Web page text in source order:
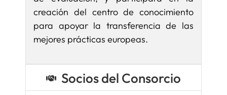
creación del centro de conocimiento
para apoyar la transferencia de las
mejores prácticas europeas.
Socios del Consorcio